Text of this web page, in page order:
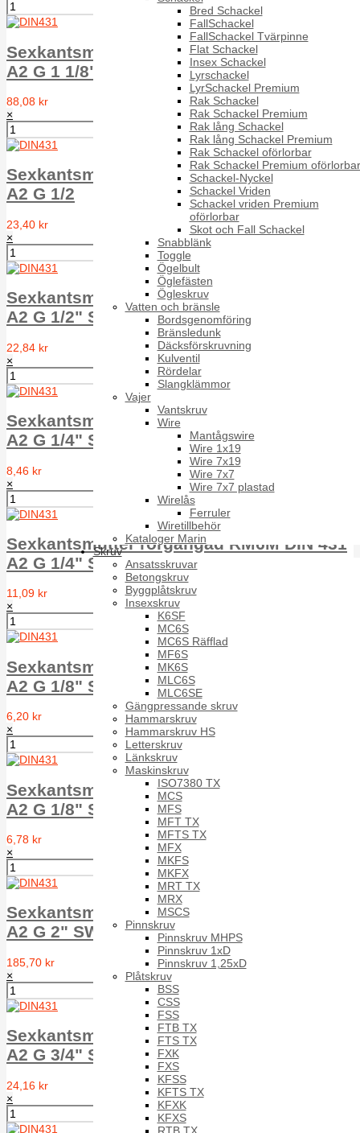
Bred Schackel
FallSchackel
FallSchackel Tvärpinne
Flat Schackel
Insex Schackel
Lyrschackel
LyrSchackel Premium
Rak Schackel
Rak Schackel Premium
Rak lång Schackel
Rak lång Schackel Premium
Rak Schackel oförlorbar
Rak Schackel Premium oförlorbar
Schackel-Nyckel
Schackel Vriden
Schackel vriden Premium
oförlorbar
Skot och Fall Schackel
Snabblänk
Toggle
Ögelbult
Öglefästen
Ögleskruv
Vatten och bränsle
Bordsgenomföring
Bränsledunk
Däcksförskruvning
Kulventil
Rördelar
Slangklämmor
Vajer
Vantskruv
Wire
Mantågswire
Wire 1x19
Wire 7x19
Wire 7x7
Wire 7x7 plastad
Wirelås
Ferruler
Wiretillbehör
Kataloger Marin
Skruv
Ansatsskruvar
Betongskruv
Byggplåtskruv
Insexskruv
K6SF
MC6S
MC6S Räfflad
MF6S
MK6S
MLC6S
MLC6SE
Gängpressande skruv
Hammarskruv
Hammarskruv HS
Letterskruv
Länkskruv
Maskinskruv
ISO7380 TX
MCS
MFS
MFT TX
MFTS TX
MFX
MKFS
MKFX
MRT TX
MRX
MSCS
Pinnskruv
Pinnskruv MHPS
Pinnskruv 1xD
Pinnskruv 1,25xD
Plåtskruv
BSS
CSS
FSS
FTB TX
FTS TX
FXK
FXS
KFSS
KFTS TX
KFXK
KFXS
RTB TX
Sexkantsmutter rörgängad RM6M DIN 431
A2 G 1 1/8" SW50
88,08 kr
×
Sexkantsmutter rörgängad RM6M DIN 431
A2 G 1/2
23,40 kr
×
Sexkantsmutter rörgängad RM6M DIN 431
A2 G 1/2" SW34
22,84 kr
×
Sexkantsmutter rörgängad RM6M DIN 431
A2 G 1/4" SW22
8,46 kr
×
Sexkantsmutter rörgängad RM6M DIN 431
A2 G 1/4" SW21
11,09 kr
×
Sexkantsmutter rörgängad RM6M DIN 431
A2 G 1/8" SW19
6,20 kr
×
Sexkantsmutter rörgängad RM6M DIN 431
A2 G 1/8" SW18
6,78 kr
×
Sexkantsmutter rörgängad RM6M DIN 431
A2 G 2" SW75
185,70 kr
×
Sexkantsmutter rörgängad RM6M DIN 431
A2 G 3/4" SW36
24,16 kr
×